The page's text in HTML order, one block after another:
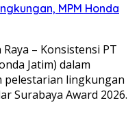
MPM Honda
Raya – Konsistensi PT
Jatim) dalam
pelestarian lingkungan
Surabaya Award 2026.